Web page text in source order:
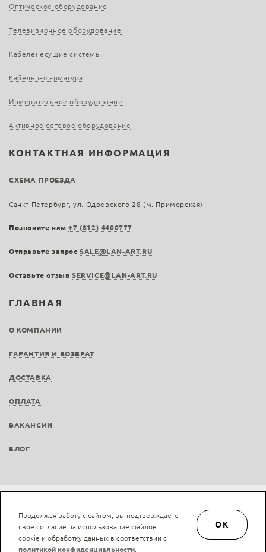
ГЛАВНАЯ
О КОМПАНИИ
ГАРАНТИЯ И ВОЗВРАТ
ДОСТАВКА
ОПЛАТА
ВАКАНСИИ
БЛОГ
Оптическое оборудование
Телевизионное оборудование
Кабеленесущие системы
Кабельная арматура
Измерительное оборудование
Активное сетевое оборудование
КОНТАКТНАЯ ИНФОРМАЦИЯ
СХЕМА ПРОЕЗДА
Санкт-Петербург, ул. Одоевского 28 (м. Приморская)
Позвоните нам+7 (812) 4400777
Отправьте запросSALE@LAN-ART.RU
Оставьте отзыв SERVICE@LAN-ART.RU
Не является публичной офертой © LAN-art.ru, 2013—2026. Все права защищены.
Политика конфиденциальности.
Положение об обработке и защите персональных
данных.
Продолжая работу с сайтом, вы подтверждаете
свое согласие на использование файлов
cookie и обработку данных в соответствии с
политикой конфиденциальности
OK